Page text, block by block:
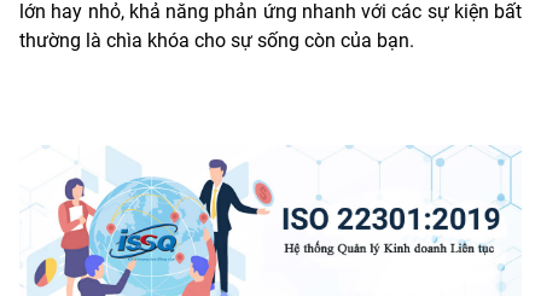
lớn hay nhỏ, khả năng phản ứng nhanh với các sự kiện bất
thường là chìa khóa cho sự sống còn của bạn.